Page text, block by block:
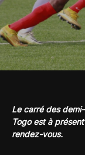
Le carré des
Togo est à
rendez-vous.